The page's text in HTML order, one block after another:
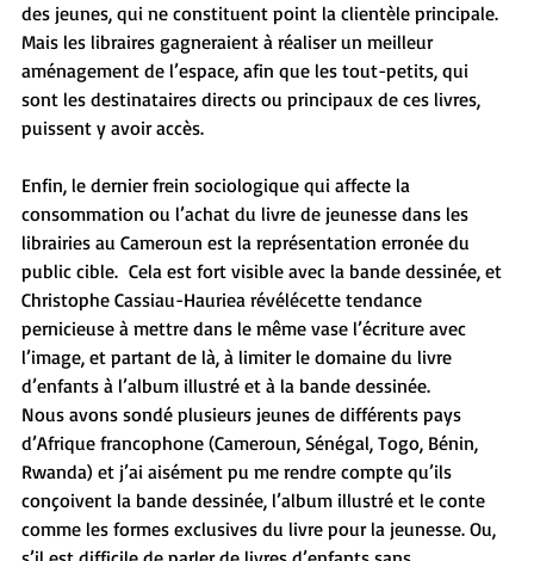
des jeunes, qui ne constituent point la clientèle principale.
Mais les libraires gagneraient à réaliser un meilleur
aménagement de l’espace, afin que les tout-petits, qui
sont les destinataires directs ou principaux de ces livres,
puissent y avoir accès.
Enfin, le dernier frein sociologique qui affecte la
consommation ou l’achat du livre de jeunesse dans les
librairies au Cameroun est la représentation erronée du
public cible.  Cela est fort visible avec la bande dessinée, et
Christophe Cassiau-Hauriea révélécette tendance
pernicieuse à mettre dans le même vase l’écriture avec
l’image, et partant de là, à limiter le domaine du livre
d’enfants à l’album illustré et à la bande dessinée.
Nous avons sondé plusieurs jeunes de différents pays
d’Afrique francophone (Cameroun, Sénégal, Togo, Bénin,
Rwanda) et j’ai aisément pu me rendre compte qu’ils
conçoivent la bande dessinée, l’album illustré et le conte
comme les formes exclusives du livre pour la jeunesse. Ou,